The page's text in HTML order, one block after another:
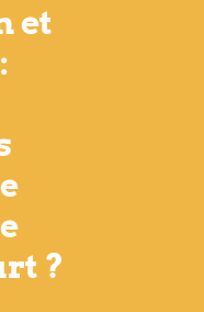
et
?